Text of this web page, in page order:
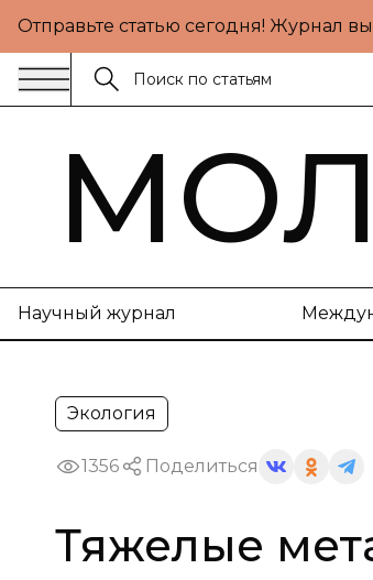
Отправьте статью сегодня! Журнал
Научный журнал
Экология
1356 Поделиться
Тяжелые